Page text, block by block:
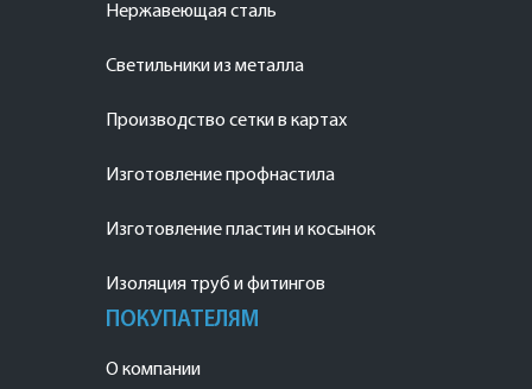
Нержавеющая сталь
Светильники из металла
Производство сетки в картах
Изготовление профнастила
Изготовление пластин и косынок
Изоляция труб и фитингов
ПОКУПАТЕЛЯМ
О компании